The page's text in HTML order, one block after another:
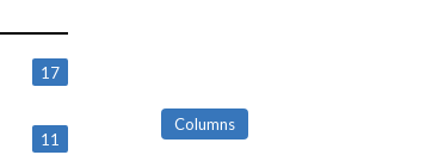
Columns
17
11